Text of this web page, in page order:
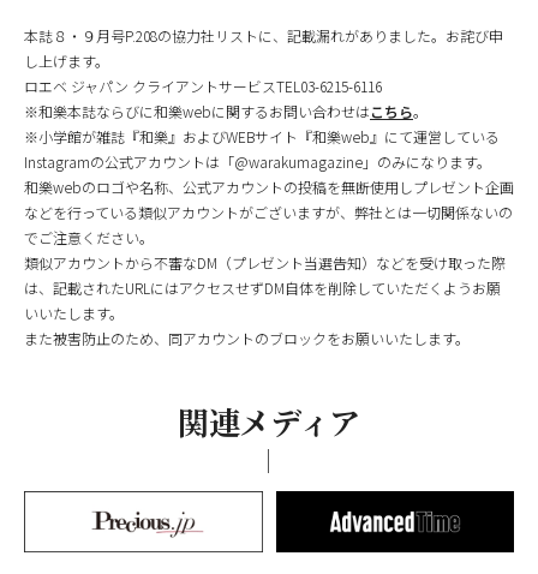
本誌８・９月号P.208の協力社リストに、記載漏れがありました。お詫び申
し上げます。
ロエベ ジャパン クライアントサービスTEL03-6215-6116
※和樂本誌ならびに和樂webに関するお問い合わせはこちら。
※小学館が雑誌『和樂』およびWEBサイト『和樂web』にて運営している
Instagramの公式アカウントは「@warakumagazine」のみになります。
和樂webのロゴや名称、公式アカウントの投稿を無断使用しプレゼント企画
などを行っている類似アカウントがございますが、弊社とは一切関係ないの
でご注意ください。
類似アカウントから不審なDM（プレゼント当選告知）などを受け取った際
は、記載されたURLにはアクセスせずDM自体を削除していただくようお願
いいたします。
また被害防止のため、同アカウントのブロックをお願いいたします。
関連メディア